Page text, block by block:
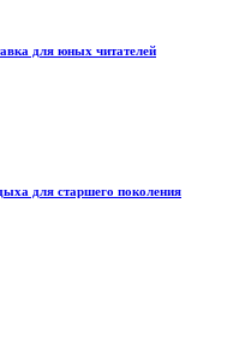
для юных читателей
для старшего поколения